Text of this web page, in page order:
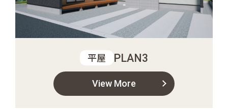
平屋 PLAN3
View More